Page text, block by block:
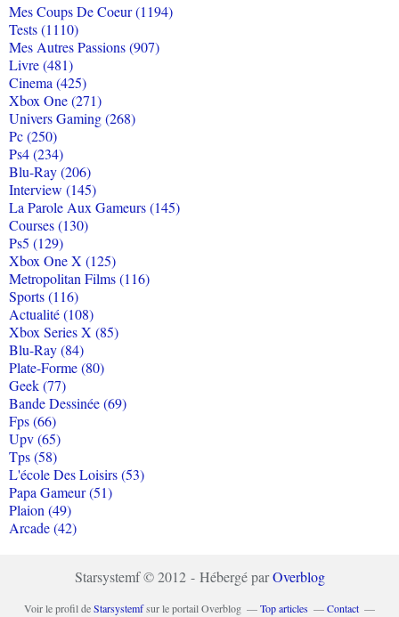
Mes Coups De Coeur (1194)
Tests (1110)
Mes Autres Passions (907)
Livre (481)
Cinema (425)
Xbox One (271)
Univers Gaming (268)
Pc (250)
Ps4 (234)
Blu-Ray (206)
Interview (145)
La Parole Aux Gameurs (145)
Courses (130)
Ps5 (129)
Xbox One X (125)
Metropolitan Films (116)
Sports (116)
Actualité (108)
Xbox Series X (85)
Blu-Ray (84)
Plate-Forme (80)
Geek (77)
Bande Dessinée (69)
Fps (66)
Upv (65)
Tps (58)
L'école Des Loisirs (53)
Papa Gameur (51)
Plaion (49)
Arcade (42)
Starsystemf © 2012 - Hébergé parOverblog
Voir le profil deStarsystemfsur le portail Overblog Top articles Contact